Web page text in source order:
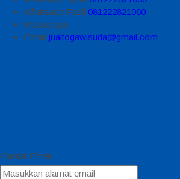
Whatsapp Fadil 081222821060
Messenger
Email jualtogawisuda@gmail.com
Alamat Email